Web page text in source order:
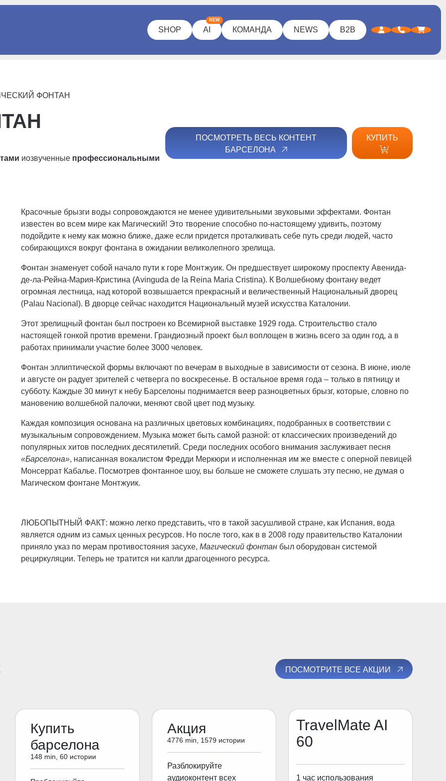
SHOP AI
NEW
КОМАНДА NEWS B2B
ФОНТАН
иозвученные профессиональными
ПОСМОТРЕТЬ ВЕСЬ КОНТЕНТ
БАРСЕЛОНА
КУПИТЬ
Красочные брызги воды сопровождаются не менее удивительными звуковыми эффектами. Фонтан
известен во всем мире как Магический! Это творение способно по-настоящему удивить, поэтому
подойдите к нему как можно ближе, даже если придется проталкивать себе путь среди людей, часто
собирающихся вокруг фонтана в ожидании великолепного зрелища.
Фонтан знаменует собой начало пути к горе Монтжуик. Он предшествует широкому проспекту Авенида-
де-ла-Рейна-Мария-Кристина (Avinguda de la Reina Maria Cristina). К Волшебному фонтану ведет
огромная лестница, над которой возвышается прекрасный и величественный Национальный дворец
(Palau Nacional). В дворце сейчас находится Национальный музей искусства Каталонии.
Этот зрелищный фонтан был построен ко Всемирной выставке 1929 года. Строительство стало
настоящей гонкой против времени. Грандиозный проект был воплощен в жизнь всего за один год, а в
работах принимали участие более 3000 человек.
Фонтан эллиптической формы включают по вечерам в выходные в зависимости от сезона. В июне, июле
и августе он радует зрителей с четверга по воскресенье. В остальное время года – только в пятницу и
субботу. Каждые 30 минут к небу Барселоны поднимается веер разноцветных брызг, которые, словно по
мановению волшебной палочки, меняют свой цвет под музыку.
Каждая композиция основана на различных цветовых комбинациях, подобранных в соответствии с
музыкальным сопровождением. Музыка может быть самой разной: от классических произведений до
популярных хитов последних десятилетий. Среди последних особого внимания заслуживает песня
«Барселона», написанная вокалистом Фредди Меркюри и исполненная им же вместе с оперной певицей
Монсеррат Кабалье. Посмотрев фонтанное шоу, вы больше не сможете слушать эту песню, не думая о
Магическом фонтане Монтжуик.
ЛЮБОПЫТНЫЙ ФАКТ: можно легко представить, что в такой засушливой стране, как Испания, вода
является одним из самых ценных ресурсов. Но после того, как в в 2008 году правительство Каталонии
приняло указ по мерам противостояния засухе,Магический фонтан был оборудован системой
рециркуляции. Теперь не тратится ни капли драгоценного ресурса.
ПОСМОТРИТЕ ВСЕ АКЦИИ
Купить
барселона
148 min, 60 истории
Акция
4776 min, 1579 истории
Разблокируйте
аудиоконтент всех
TravelMate AI
60
1 час использования